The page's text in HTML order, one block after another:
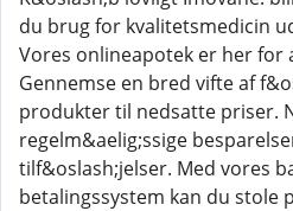
du brug for kvalitetsmedicin
Vores onlineapotek er her for
Gennemse en bred vifte af
produkter til nedsatte priser.
regelm&aelig;ssige
tilf&oslash;jelser. Med vores
betalingssystem kan du stole